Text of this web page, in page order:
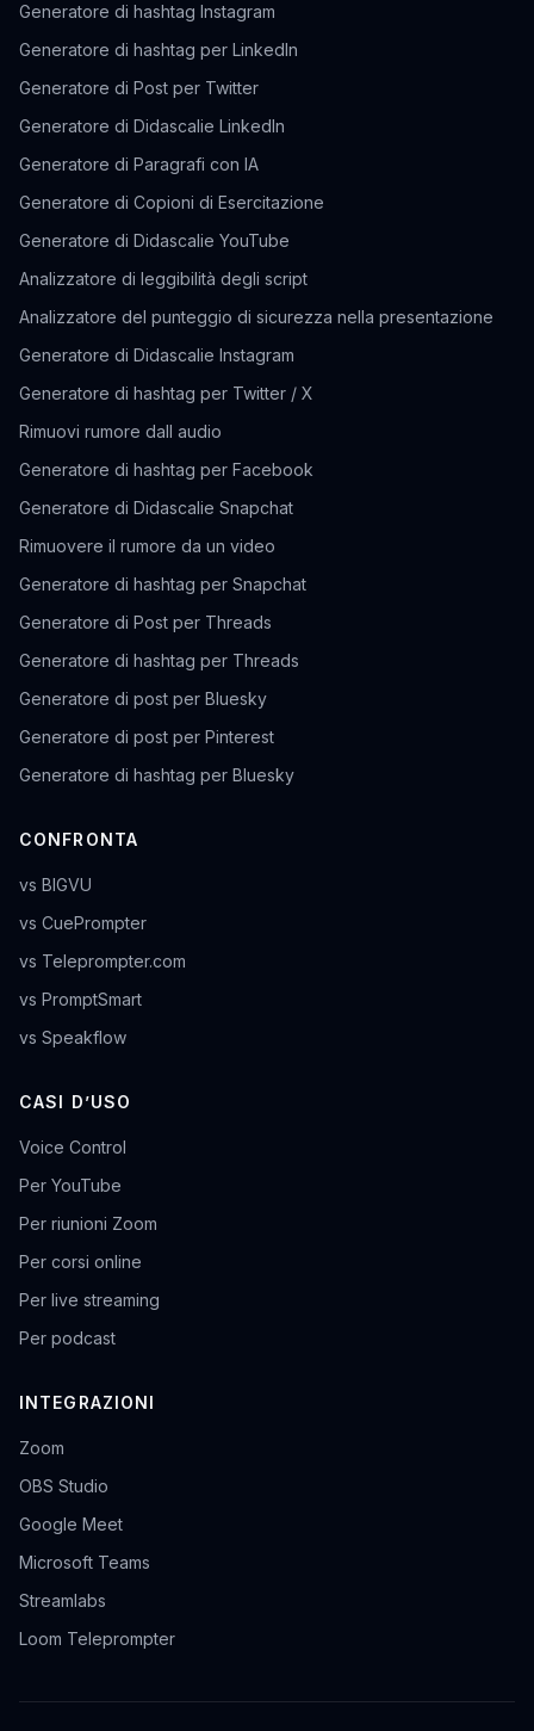
Generatore di hashtag Instagram
Generatore di hashtag per LinkedIn
Generatore di Post per Twitter
Generatore di Didascalie LinkedIn
Generatore di Paragrafi con IA
Generatore di Copioni di Esercitazione
Generatore di Didascalie YouTube
Analizzatore di leggibilità degli script
Analizzatore del punteggio di sicurezza nella presentazione
Generatore di Didascalie Instagram
Generatore di hashtag per Twitter / X
Rimuovi rumore dall audio
Generatore di hashtag per Facebook
Generatore di Didascalie Snapchat
Rimuovere il rumore da un video
Generatore di hashtag per Snapchat
Generatore di Post per Threads
Generatore di hashtag per Threads
Generatore di post per Bluesky
Generatore di post per Pinterest
Generatore di hashtag per Bluesky
CONFRONTA
vs BIGVU
vs CuePrompter
vs Teleprompter.com
vs PromptSmart
vs Speakflow
CASI D’USO
Voice Control
Per YouTube
Per riunioni Zoom
Per corsi online
Per live streaming
Per podcast
INTEGRAZIONI
Zoom
OBS Studio
Google Meet
Microsoft Teams
Streamlabs
Loom Teleprompter